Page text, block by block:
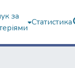
за
Статистика